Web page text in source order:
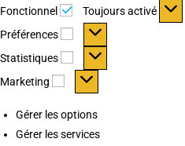
Fonctionnel Fonctionnel
Toujours activé
Préférences
Préférences
Statistiques Statistiques
Marketing Marketing
Gérer les options
Gérer les services